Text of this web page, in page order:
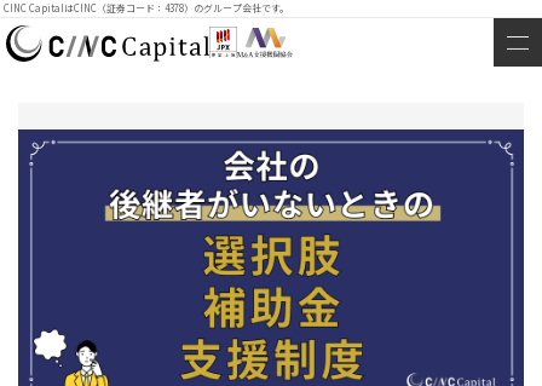
CINC CapitalはCINC（証券コード：4378）のグループ会社です。